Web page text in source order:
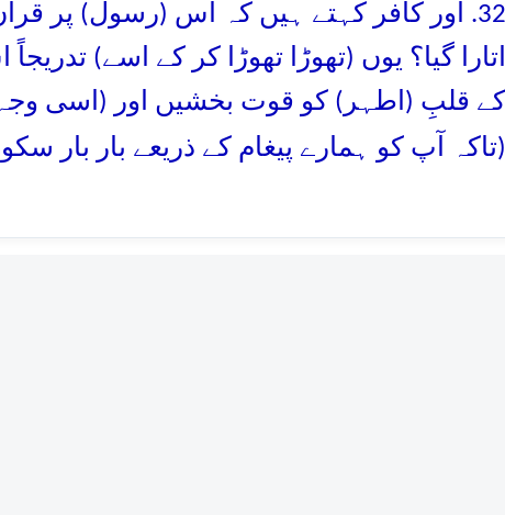
32. اور کافر کہتے ہیں کہ اس (رسول) پر
اتارا گیا؟ یوں (تھوڑا تھوڑا کر کے اسے)
کے قلبِ (اطہر) کو قوت بخشیں اور (اسی
(تاکہ آپ کو ہمارے پیغام کے ذریعے بار بار